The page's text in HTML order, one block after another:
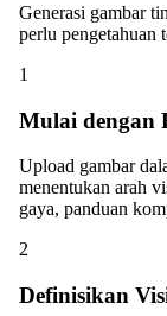
Generasi gambar
perlu pengetahuan
1
Mulai dengan
Upload gambar
menentukan arah
gaya, panduan
2
Definisikan